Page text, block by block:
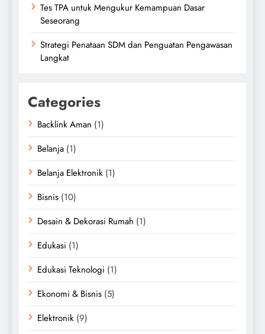
Tes TPA untuk Mengukur Kemampuan Dasar
Seseorang
Strategi Penataan SDM dan Penguatan Pengawasan
Langkat
Categories
Backlink Aman (1)
Belanja (1)
Belanja Elektronik (1)
Bisnis (10)
Desain & Dekorasi Rumah (1)
Edukasi (1)
Edukasi Teknologi (1)
Ekonomi & Bisnis (5)
Elektronik (9)